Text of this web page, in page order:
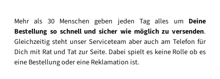
Mehr als 30 Menschen geben jeden Tag alles um Deine
Bestellung so schnell und sicher wie möglich zu versenden.
Gleichzeitig steht unser Serviceteam aber auch am Telefon für
Dich mit Rat und Tat zur Seite. Dabei spielt es keine Rolle ob es
eine Bestellung oder eine Reklamation ist.